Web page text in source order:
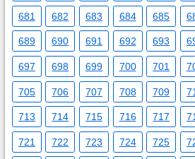
681 682 683 684 685
689 690 691 692 693
697 698 699 700 701
705 706 707 708 709
713 714 715 716 717
721 722 723 724 725